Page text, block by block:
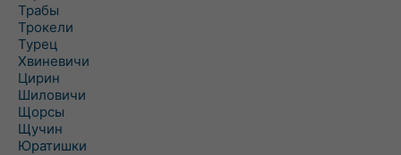
Трабы
Трокели
Турец
Хвиневичи
Цирин
Шиловичи
Щорсы
Щучин
Юратишки